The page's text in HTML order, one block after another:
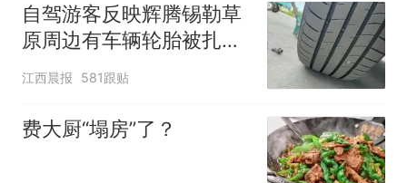
自驾游客反映辉腾锡勒草
原周边有车辆轮胎被扎，
修理店铺换胎价格高达千
江西晨报 581跟贴
费大厨“塌房”了？